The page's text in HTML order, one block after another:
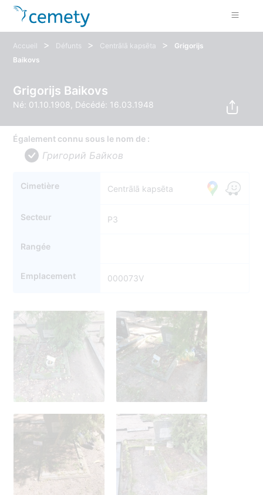
Accueil > Défunts > Centrālā kapsēta >
Grigorijs
Baikovs
Grigorijs Baikovs
Né: 01.10.1908, Décédé: 16.03.1948
Également connu sous le nom de :
Григорий Байков
Cimetière Centrālā kapsēta
Secteur P3
Rangée
Emplacement 000073V